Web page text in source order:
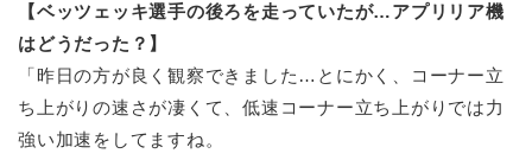
【ベッツェッキ選手の後ろを走っていたが…アプリリア機
はどうだった？】
「昨日の方が良く観察できました…とにかく、コーナー立
ち上がりの速さが凄くて、低速コーナー立ち上がりでは力
強い加速をしてますね。